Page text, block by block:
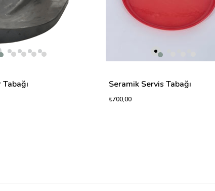
Seramik Servis Tabağı
₺700,00